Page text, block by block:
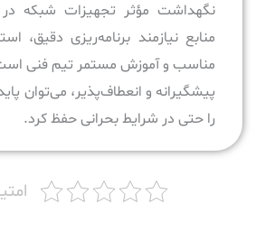
نگهداشت مؤثر تجهیزات شبکه
منابع نیازمند برنامه‌ریزی دقیق،
مناسب و آموزش مستمر تیم فنی
پیشگیرانه و انعطاف‌پذیر، می‌توان
را حتی در شرایط بحرانی حفظ کرد.